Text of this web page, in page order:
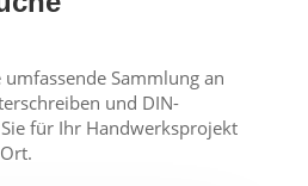
umfassende Sammlung an
und DIN-
für Ihr Handwerksprojekt